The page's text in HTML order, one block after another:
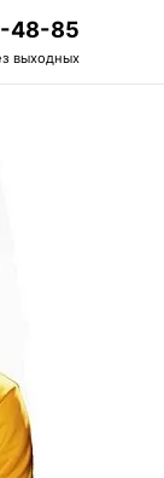
48-85
выходных